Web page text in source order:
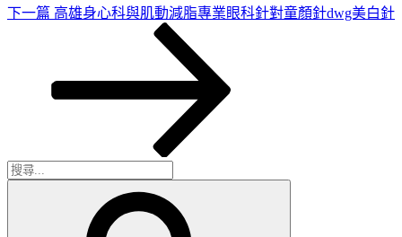
下
下一篇 高雄身心科與肌動減脂專業眼科針對童顏針dwg美白針
搜